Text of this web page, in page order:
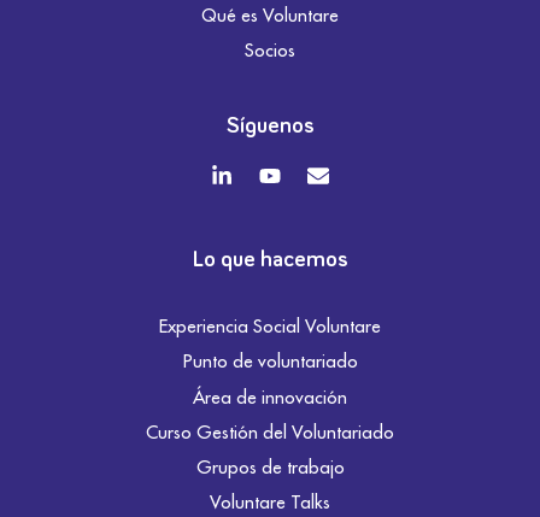
Qué es Voluntare
Socios
Síguenos
Lo que hacemos
Experiencia Social Voluntare
Punto de voluntariado
Área de innovación
Curso Gestión del Voluntariado
Grupos de trabajo
Voluntare Talks